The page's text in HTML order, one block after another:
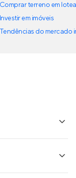
Comprar terreno em
Investir em imóveis
Tendências do mercado